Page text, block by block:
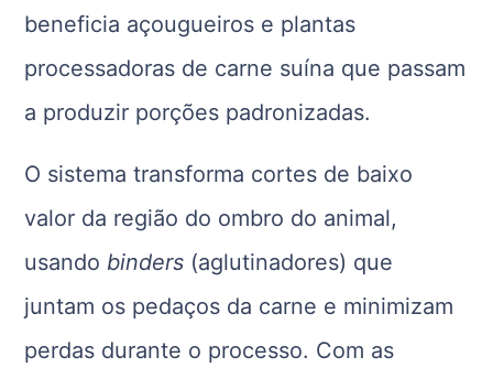
beneficia açougueiros e plantas
processadoras de carne suína que passam
a produzir porções padronizadas.
O sistema transforma cortes de baixo
valor da região do ombro do animal,
usando binders (aglutinadores) que
juntam os pedaços da carne e minimizam
perdas durante o processo. Com as